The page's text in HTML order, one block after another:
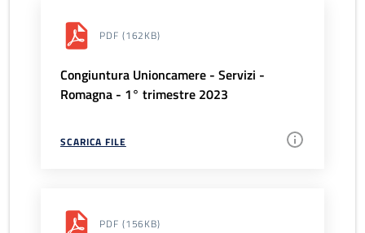
PDF (162KB)
Congiuntura Unioncamere - Servizi -
Romagna - 1° trimestre 2023
SCARICA FILE
PDF (156KB)